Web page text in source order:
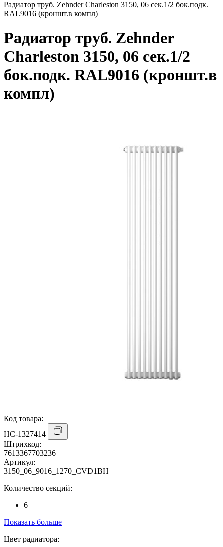
Радиатор труб. Zehnder Charleston 3150, 06 сек.1/2 бок.подк.
RAL9016 (кроншт.в компл)
Радиатор труб. Zehnder
Charleston 3150, 06 сек.1/2
бок.подк. RAL9016 (кроншт.в
компл)
Код товара:
НС-1327414
Штрихкод:
7613367703236
Артикул:
3150_06_9016_1270_CVD1BH
Количество секций:
6
Показать больше
Цвет радиатора: